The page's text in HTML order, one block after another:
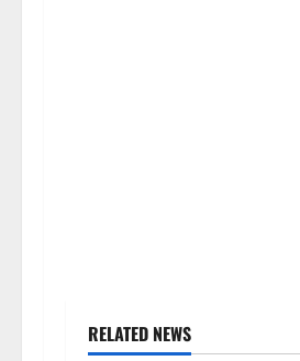
RELATED NEWS